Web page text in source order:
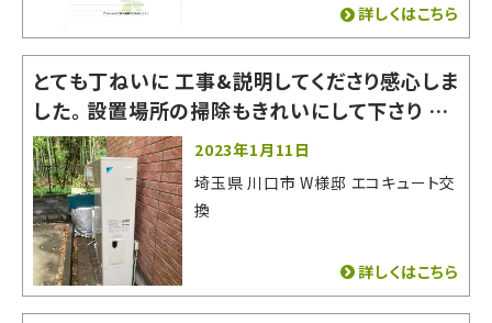
詳しくはこちら
とても丁ねいに 工事&説明してくださり感心しま
した。 設置場所の掃除もきれいにして下さり あ
りがたかったです。 とても良い会社でした。お世
話になりました。
2023年1月11日
埼玉県 川口市 W様邸 エコキュート交
換
詳しくはこちら